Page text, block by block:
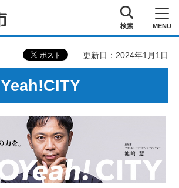
検索 MENU
更新日：2024年1月1日